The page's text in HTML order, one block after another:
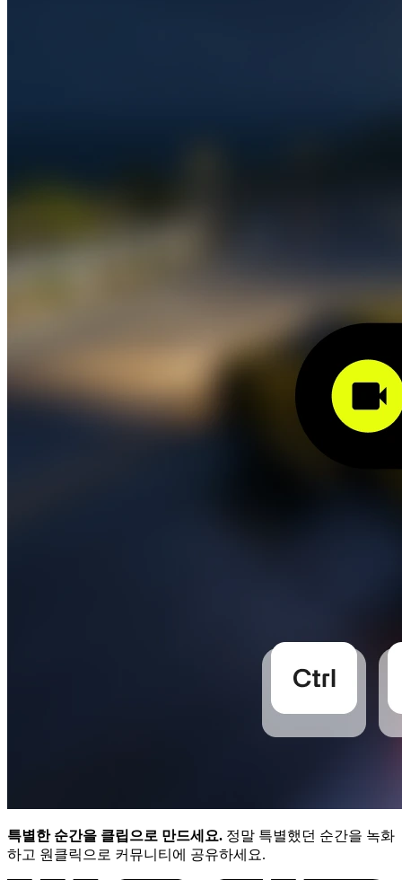
특별한 순간을 클립으로 만드세요. 정말 특별했던 순간을 녹화
하고 원클릭으로 커뮤니티에 공유하세요.